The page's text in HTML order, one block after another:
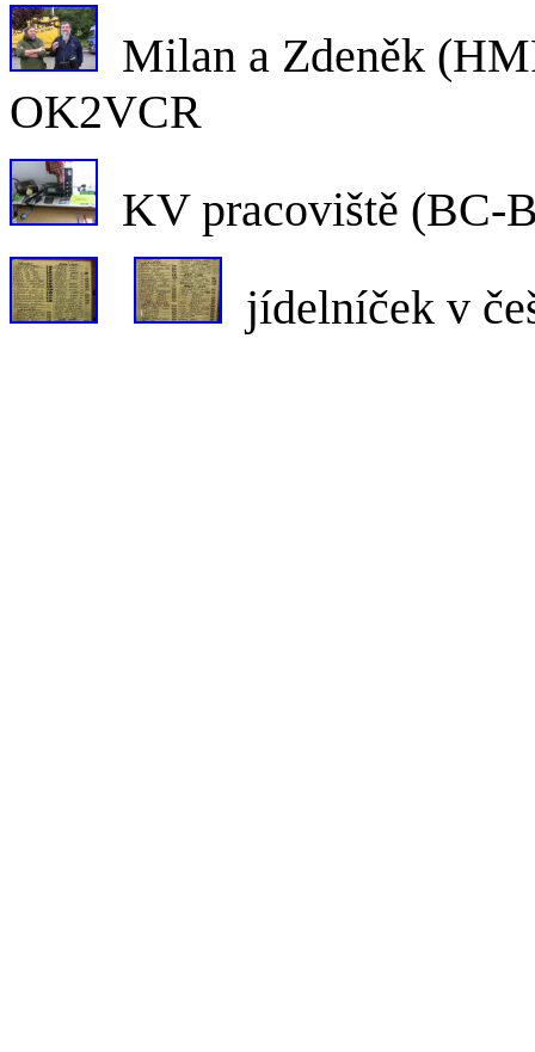
Milan a
OK2VCR
KV pracoviště (BC-
jídelníček v